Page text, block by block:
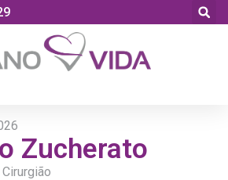
Zucherato